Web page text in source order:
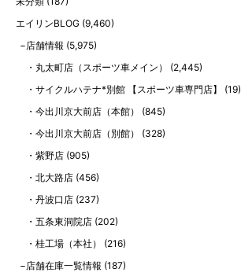
エイリンBLOG (9,460)
店舗情報 (5,975)
丸太町店（スポーツ車メイン）
(2,445)
サイクルハテナ*別館 【スポーツ車専門店】
(19)
今出川京大前店（本館）
(845)
今出川京大前店（別館）
(328)
紫野店 (905)
北大路店 (456)
丹波口店 (237)
五条東洞院店 (202)
桂工場（本社）
(216)
店舗在庫一覧情報 (187)